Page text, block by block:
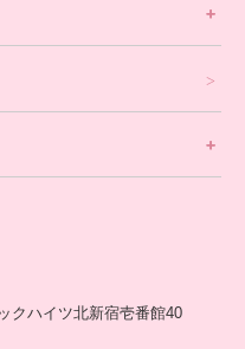
クハイツ北新宿壱番館40